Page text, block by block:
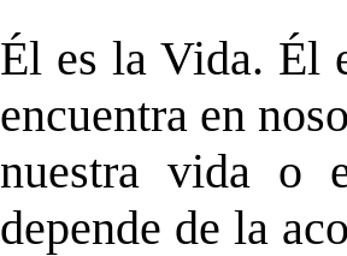
Él es la Vida. Él
encuentra en
nuestra vida o
depende de la